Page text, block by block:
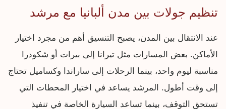
تنظيم جولات بين مدن ألبانيا مع مرشد
عند الانتقال بين المدن، يصبح التنسيق أهم من مجرد اختيار
الأماكن. بعض المسارات مثل تيرانا إلى بيرات أو شكودرا
مناسبة ليوم واحد، بينما الرحلات إلى ساراندا وكساميل تحتاج
إلى وقت أطول. المرشد يساعد في اختيار المحطات التي
تستحق التوقف، بينما تساعد السيارة الخاصة في تنفيذ